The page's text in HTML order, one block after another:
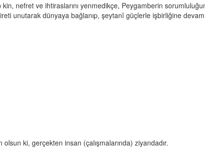
nefret ve ihtiraslarını yenmedikçe, Peygamberin
unutarak dünyaya bağlanıp, şeytanî güçlerle işbirliğine
ki, gerçekten insan (çalışmalarında) ziyandadır.